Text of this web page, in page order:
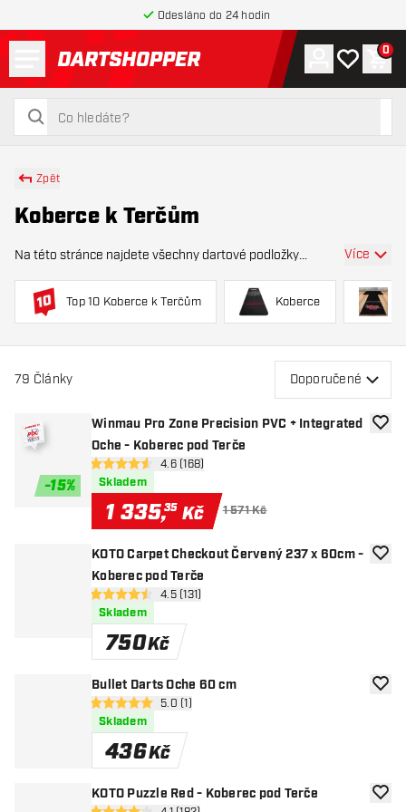
Odesláno do 24 hodin
Zpět na hlavní stránku
hledat
hledat
ÚčetMůj 0
Zpět
Koberce k Terčům
Na této stránce najdete všechny dartové podložky
známá také jako dartový koberec nebo dráha na šipky, je
nezbytným doplňkem pro každého hráče, který p
Více
Top 10 Koberce k Terčům Koberce
79 Články Doporučené
-15%
Winmau Pro Zone Precision PVC + Integrated
Oche - Koberec pod Terče
otevřít panel recenzí
4.6 hodnoticí hvězdičky
4.6 (168)
Skladem
1 335,35 Kč 1 571 Kč
KOTO Carpet Checkout Červený 237 x 60cm -
Koberec pod Terče
otevřít panel recenzí
4.5 hodnoticí hvězdičky
4.5 (131)
Skladem
750Kč
Bullet Darts Oche 60 cm
otevřít panel recenzí
5 hodnoticí hvězdičky
5.0 (1)
Skladem
436Kč
KOTO Puzzle Red - Koberec pod Terče